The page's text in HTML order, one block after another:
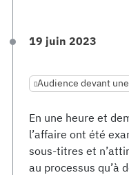
19 juin 2023
Audience devant
En une heure et
l’affaire ont été
sous-titres et
au processus qu’à